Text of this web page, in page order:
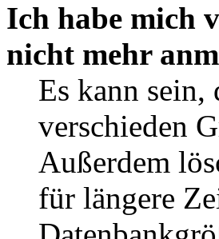
Ich habe mich
nicht mehr
Es kann
verschieden
Außerdem
für längere